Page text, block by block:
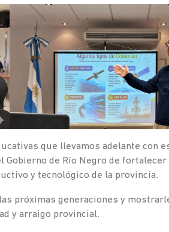
que llevamos adelante con
de Río Negro de
y tecnológico de la provincia.
próximas generaciones y
y arraigo provincial.